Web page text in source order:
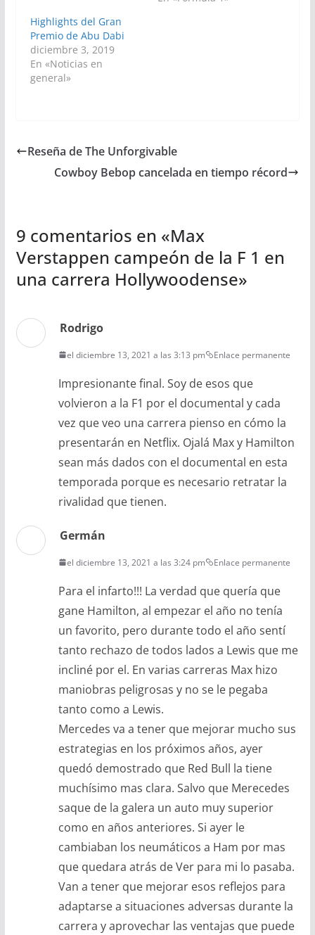
Highlights del Gran
Premio de Abu Dabi
diciembre 3, 2019
En «Noticias en
general»
Reseña de The Unforgivable
Cowboy Bebop cancelada en tiempo récord
9 comentarios en «Max
Verstappen campeón de la F 1 en
una carrera Hollywoodense»
Rodrigo
el diciembre 13, 2021 a las 3:13 pm Enlace permanente
Impresionante final. Soy de esos que
volvieron a la F1 por el documental y cada
vez que veo una carrera pienso en cómo la
presentarán en Netflix. Ojalá Max y Hamilton
sean más dados con el documental en esta
temporada porque es necesario retratar la
rivalidad que tienen.
Germán
el diciembre 13, 2021 a las 3:24 pm Enlace permanente
Para el infarto!!! La verdad que quería que
gane Hamilton, al empezar el año no tenía
un favorito, pero durante todo el año sentí
tanto rechazo de todos lados a Lewis que me
incliné por el. En varias carreras Max hizo
maniobras peligrosas y no se le pegaba
tanto como a Lewis.
Mercedes va a tener que mejorar mucho sus
estrategias en los próximos años, ayer
quedó demostrado que Red Bull la tiene
muchísimo mas clara. Salvo que Merecedes
saque de la galera un auto muy superior
como en años anteriores. Si ayer le
cambiaban los neumáticos a Ham por mas
que quedara atrás de Ver para mi lo pasaba.
Van a tener que mejorar esos reflejos para
adaptarse a situaciones adversas durante la
carrera y aprovechar las ventajas que puede